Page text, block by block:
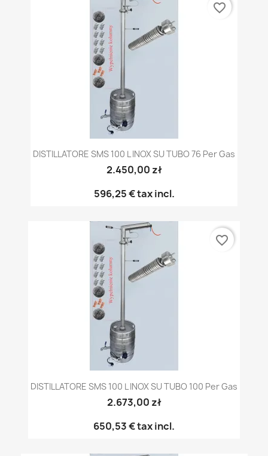
DISTILLATORE SMS 100 L INOX SU TUBO 76 Per Gas
2.450,00 zł
596,25 €tax incl.
favorite_border
DISTILLATORE SMS 100 L INOX SU TUBO 100 Per Gas
2.673,00 zł
650,53 €tax incl.
favorite_border